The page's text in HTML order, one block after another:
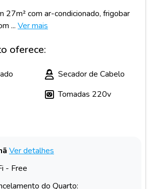
27m² com ar-condicionado, frigobar
... Ver mais
oferece:
Secador de Cabelo
Tomadas 220v
Ver detalhes
- Free
do Quarto: